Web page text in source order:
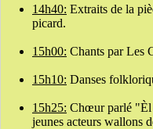
14h40: Extraits de la
picard.
15h00: Chants par Les
15h10: Danses
15h25: Chœur parlé "Èl
jeunes acteurs wallons